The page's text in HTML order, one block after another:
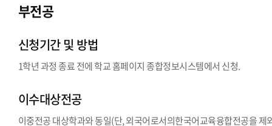
부전공
신청기간 및 방법
1학년 과정 종료 전에 학교 홈페이지 종합정보시스템에서 신청.
이수대상전공
이중전공 대상학과와 동일(단, 외국어로서의한국어교육융합전공을 제